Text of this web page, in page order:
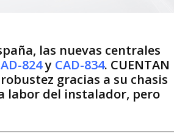
las nuevas centrales
824y CAD-834. CUENTAN
gracias a su chasis
labor del instalador, pero